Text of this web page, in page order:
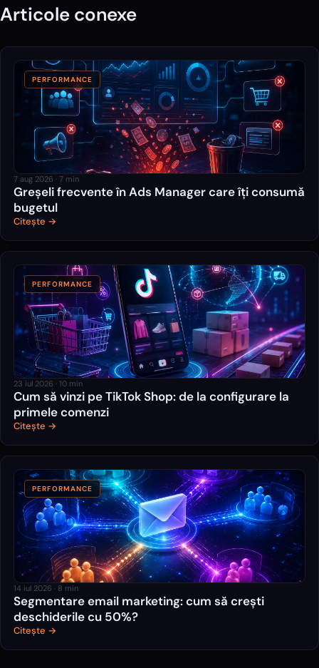
Articole conexe
PERFORMANCE
7 aug 2026 · 7 min
Greșeli frecvente în Ads Manager care îți consumă
bugetul
Citește →
PERFORMANCE
23 iul 2026 · 10 min
Cum să vinzi pe TikTok Shop: de la configurare la
primele comenzi
Citește →
PERFORMANCE
14 iul 2026 · 8 min
Segmentare email marketing: cum să crești
deschiderile cu 50%?
Citește →